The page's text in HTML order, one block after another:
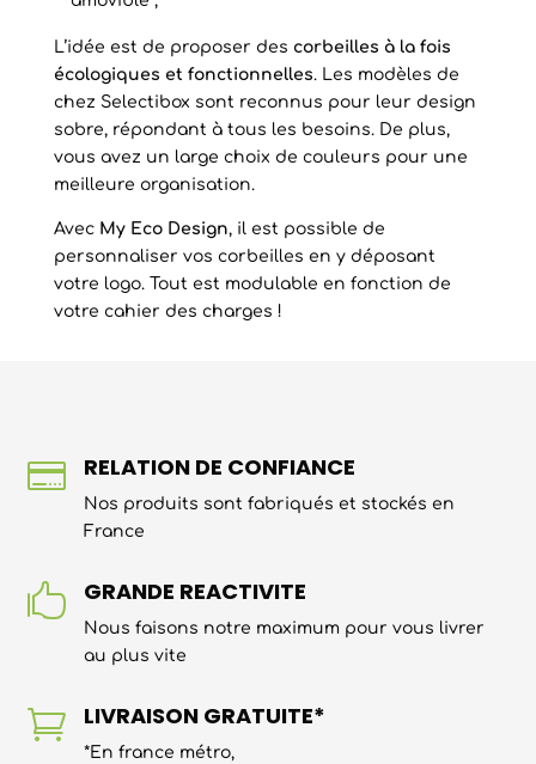
L’idée est de proposer des corbeilles à la fois
écologiques et fonctionnelles. Les modèles de
chez Selectibox sont reconnus pour leur design
sobre, répondant à tous les besoins. De plus,
vous avez un large choix de couleurs pour une
meilleure organisation.
Avec My Eco Design, il est possible de
personnaliser vos corbeilles en y déposant
votre logo. Tout est modulable en fonction de
votre cahier des charges !
 RELATION DE CONFIANCE
Nos produits sont fabriqués et stockés en
France
 GRANDE REACTIVITE
Nous faisons notre maximum pour vous livrer
au plus vite
 LIVRAISON GRATUITE*
*En france métro,